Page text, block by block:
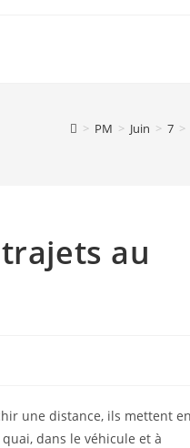
> PM > Juin > 7 >
au
une distance, ils mettent
dans le véhicule et à